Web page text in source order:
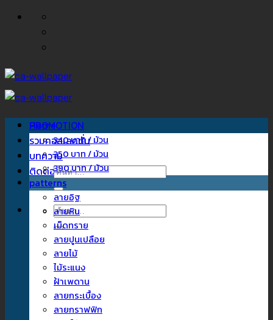
ข้าม
Home
รวมคอลเลคชั่น
บทความ
ติดต่อเรา
ค้นหา:
ค้นหา:
PROMOTION
340 บาท / ม้วน
350 บาท / ม้วน
390 บาท / ม้วน
patterns
ลายอิฐ
ลายหิน
เม็ดทราย
ลายปูนเปลือย
ลายไม้
ไม้ระแนง
ฝ้าเพดาน
ลายกระเบื้อง
ลายกราฟฟิก